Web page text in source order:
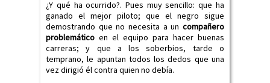
¿Y qué ha ocurrido?. Pues muy sencillo: que ha
ganado el mejor piloto; que el negro sigue
demostrando que no necesita a un compañero
problemáticoen el equipo para hacer buenas
carreras; y que a los soberbios, tarde o
temprano, le apuntan todos los dedos que una
vez dirigió él contra quien no debía.